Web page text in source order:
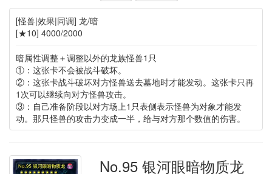
[怪兽|效果|同调] 龙/暗
[★10] 4000/2000
暗属性调整＋调整以外的龙族怪兽1只
①：这张卡不会被战斗破坏。
②：这张卡战斗破坏对方怪兽送去墓地时才能发动。这张卡只再
1次可以继续向对方怪兽攻击。
③：自己准备阶段以对方场上1只表侧表示怪兽为对象才能发
动。那只怪兽的攻击力变成一半，给与对方那个数值的伤害。
No.95 银河眼暗物质龙